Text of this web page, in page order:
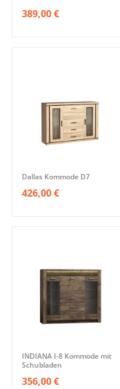
389,00 €
Dallas Kommode D7
426,00 €
INDIANA I-8 Kommode mit
Schubladen
356,00 €